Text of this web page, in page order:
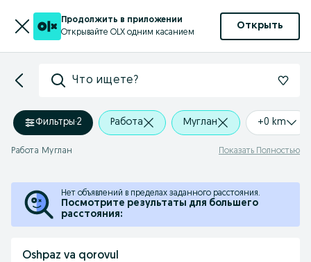
Продолжить в приложении
Открывайте OLX одним касанием
Открыть
Что ищете?
Фильтры·2 Работа Муглан +0 km
Работа Муглан Показать Полностью
Нет объявлений в пределах заданного расстояния.
Посмотрите результаты для большего
расстояния:
Oshpaz va qorovul